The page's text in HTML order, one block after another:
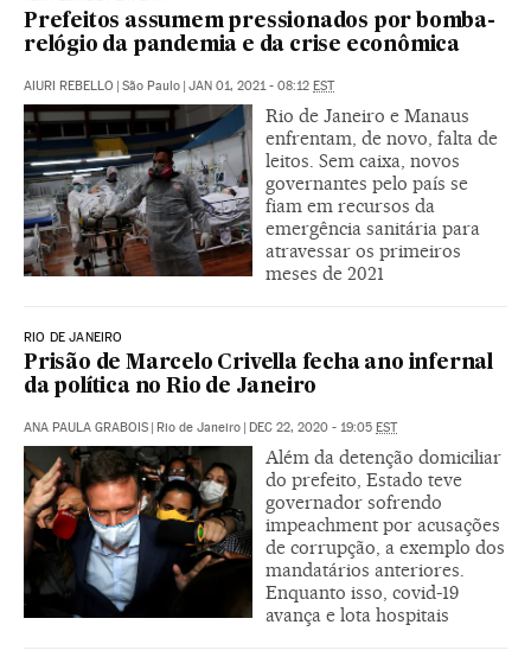
Prefeitos assumem pressionados por bomba-
relógio da pandemia e da crise econômica
AIURI REBELLO São Paulo JAN 01, 2021 - 08:12 EST
Rio de Janeiro e Manaus
enfrentam, de novo, falta de
leitos. Sem caixa, novos
governantes pelo país se
fiam em recursos da
emergência sanitária para
atravessar os primeiros
meses de 2021
RIO DE JANEIRO
Prisão de Marcelo Crivella fecha ano infernal
da política no Rio de Janeiro
ANA PAULA GRABOIS Rio de Janeiro DEC 22, 2020 - 19:05 EST
Além da detenção domiciliar
do prefeito, Estado teve
governador sofrendo
impeachment por acusações
de corrupção, a exemplo dos
mandatários anteriores.
Enquanto isso, covid-19
avança e lota hospitais